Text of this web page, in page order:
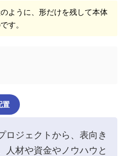
ように、形だけを残して本体
す。
置
ロジェクトから、表向き
人材や資金やノウハウと